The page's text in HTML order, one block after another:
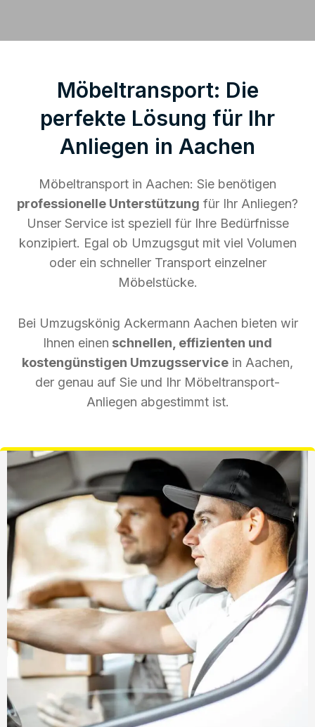
Möbeltransport: Die
perfekte Lösung für Ihr
Anliegen in Aachen
Möbeltransport in Aachen: Sie benötigen
professionelle Unterstützung für Ihr Anliegen?
Unser Service ist speziell für Ihre Bedürfnisse
konzipiert. Egal ob Umzugsgut mit viel Volumen
oder ein schneller Transport einzelner
Möbelstücke.
Bei Umzugskönig Ackermann Aachen bieten wir
Ihnen einen schnellen, effizienten und
kostengünstigen Umzugsservice in Aachen,
der genau auf Sie und Ihr Möbeltransport-
Anliegen abgestimmt ist.